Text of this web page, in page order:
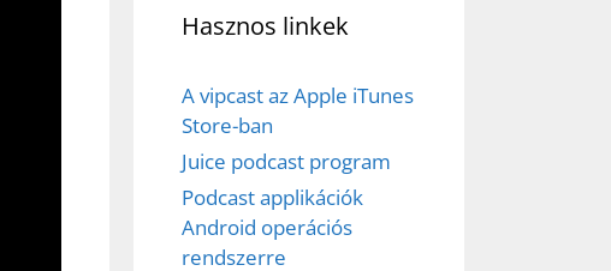
Hasznos linkek
A vipcast az Apple iTunes
Store-ban
Juice podcast program
Podcast applikációk
Android operációs
rendszerre